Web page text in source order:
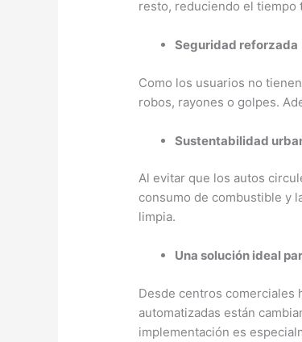
resto, reduciendo el tiempo
Seguridad reforzada
Como los usuarios no
robos, rayones o golpes.
Sustentabilidad
Al evitar que los autos
consumo de combustible y
limpia.
Una solución ideal
Desde centros comerciales
automatizadas están
implementación es